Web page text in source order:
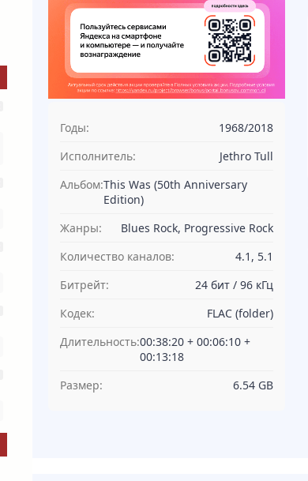
Годы:
1968/2018
Исполнитель:
Jethro Tull
Альбом:This Was (50th Anniversary
Edition)
Жанры:
Blues Rock, Progressive Rock
Количество каналов:
4.1, 5.1
Битрейт:
24 бит / 96 кГц
Кодек:
FLAC (folder)
Длительность:00:38:20 + 00:06:10 +
00:13:18
Размер:
6.54 GB